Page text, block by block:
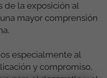
de la exposición al
mayor comprensión
especialmente al
y compromiso,